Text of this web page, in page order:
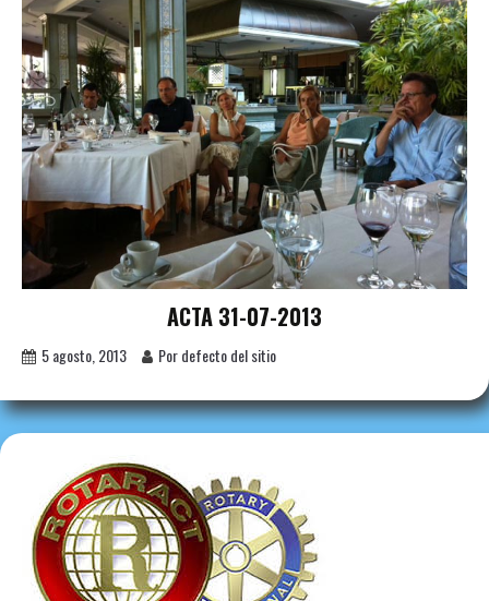
ACTA 31-07-2013
5 agosto, 2013 Por defecto del sitio